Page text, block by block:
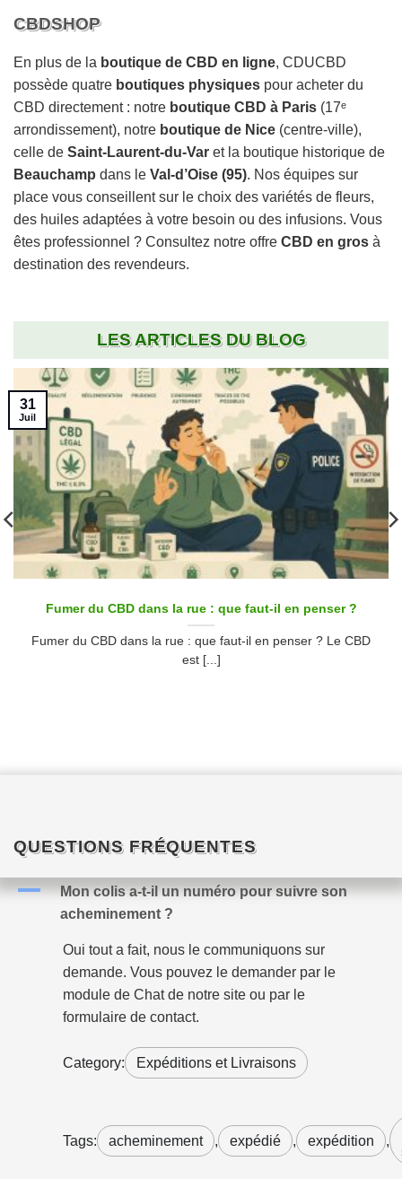
CBDSHOP
En plus de la boutique de CBD en ligne, CDUCBD
possède quatre boutiques physiques pour acheter du
CBD directement : notre boutique CBD à Paris (17ᵉ
arrondissement), notre boutique de Nice (centre-ville),
celle de Saint-Laurent-du-Var et la boutique historique de
Beauchamp dans le Val-d’Oise (95). Nos équipes sur
place vous conseillent sur le choix des variétés de fleurs,
des huiles adaptées à votre besoin ou des infusions. Vous
êtes professionnel ? Consultez notre offre CBD en gros à
destination des revendeurs.
LES ARTICLES DU BLOG
Fumer du CBD dans la rue : que faut-il en penser ?
Fumer du CBD dans la rue : que faut-il en penser ? Le CBD
est [...]
31
Juil
QUESTIONS FRÉQUENTES
A
Mon colis a-t-il un numéro pour suivre son
acheminement ?
Oui tout a fait, nous le communiquons sur
demande. Vous pouvez le demander par le
module de Chat de notre site ou par le
formulaire de contact.
Category: Expéditions et Livraisons
Tags: acheminement , expédié , expédition ,